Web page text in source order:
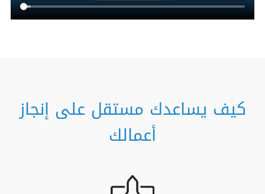
كيف يساعدك مستقل على إنجاز
أعمالك